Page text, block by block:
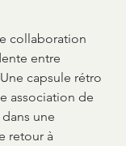
collaboration
entre
capsule rétro
association de
une
retour à